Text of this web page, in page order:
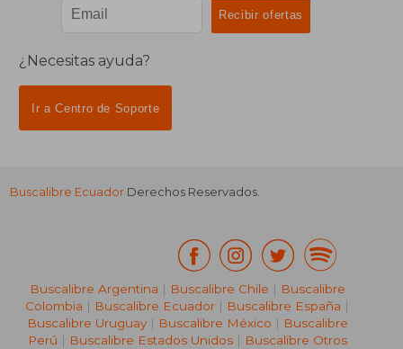
¿Necesitas ayuda?
Ir a Centro de Soporte
Buscalibre Ecuador Derechos Reservados.
Buscalibre Argentina | Buscalibre Chile | Buscalibre
Colombia | Buscalibre Ecuador | Buscalibre España |
Buscalibre Uruguay| Buscalibre México | Buscalibre
Perú | Buscalibre Estados Unidos| Buscalibre Otros